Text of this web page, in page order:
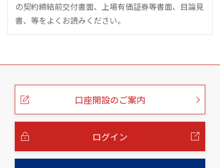
の契約締結前交付書面、上場有価証券等書面、目論見
書、等をよくお読みください。
こ
口座開設のご案内
ログイン